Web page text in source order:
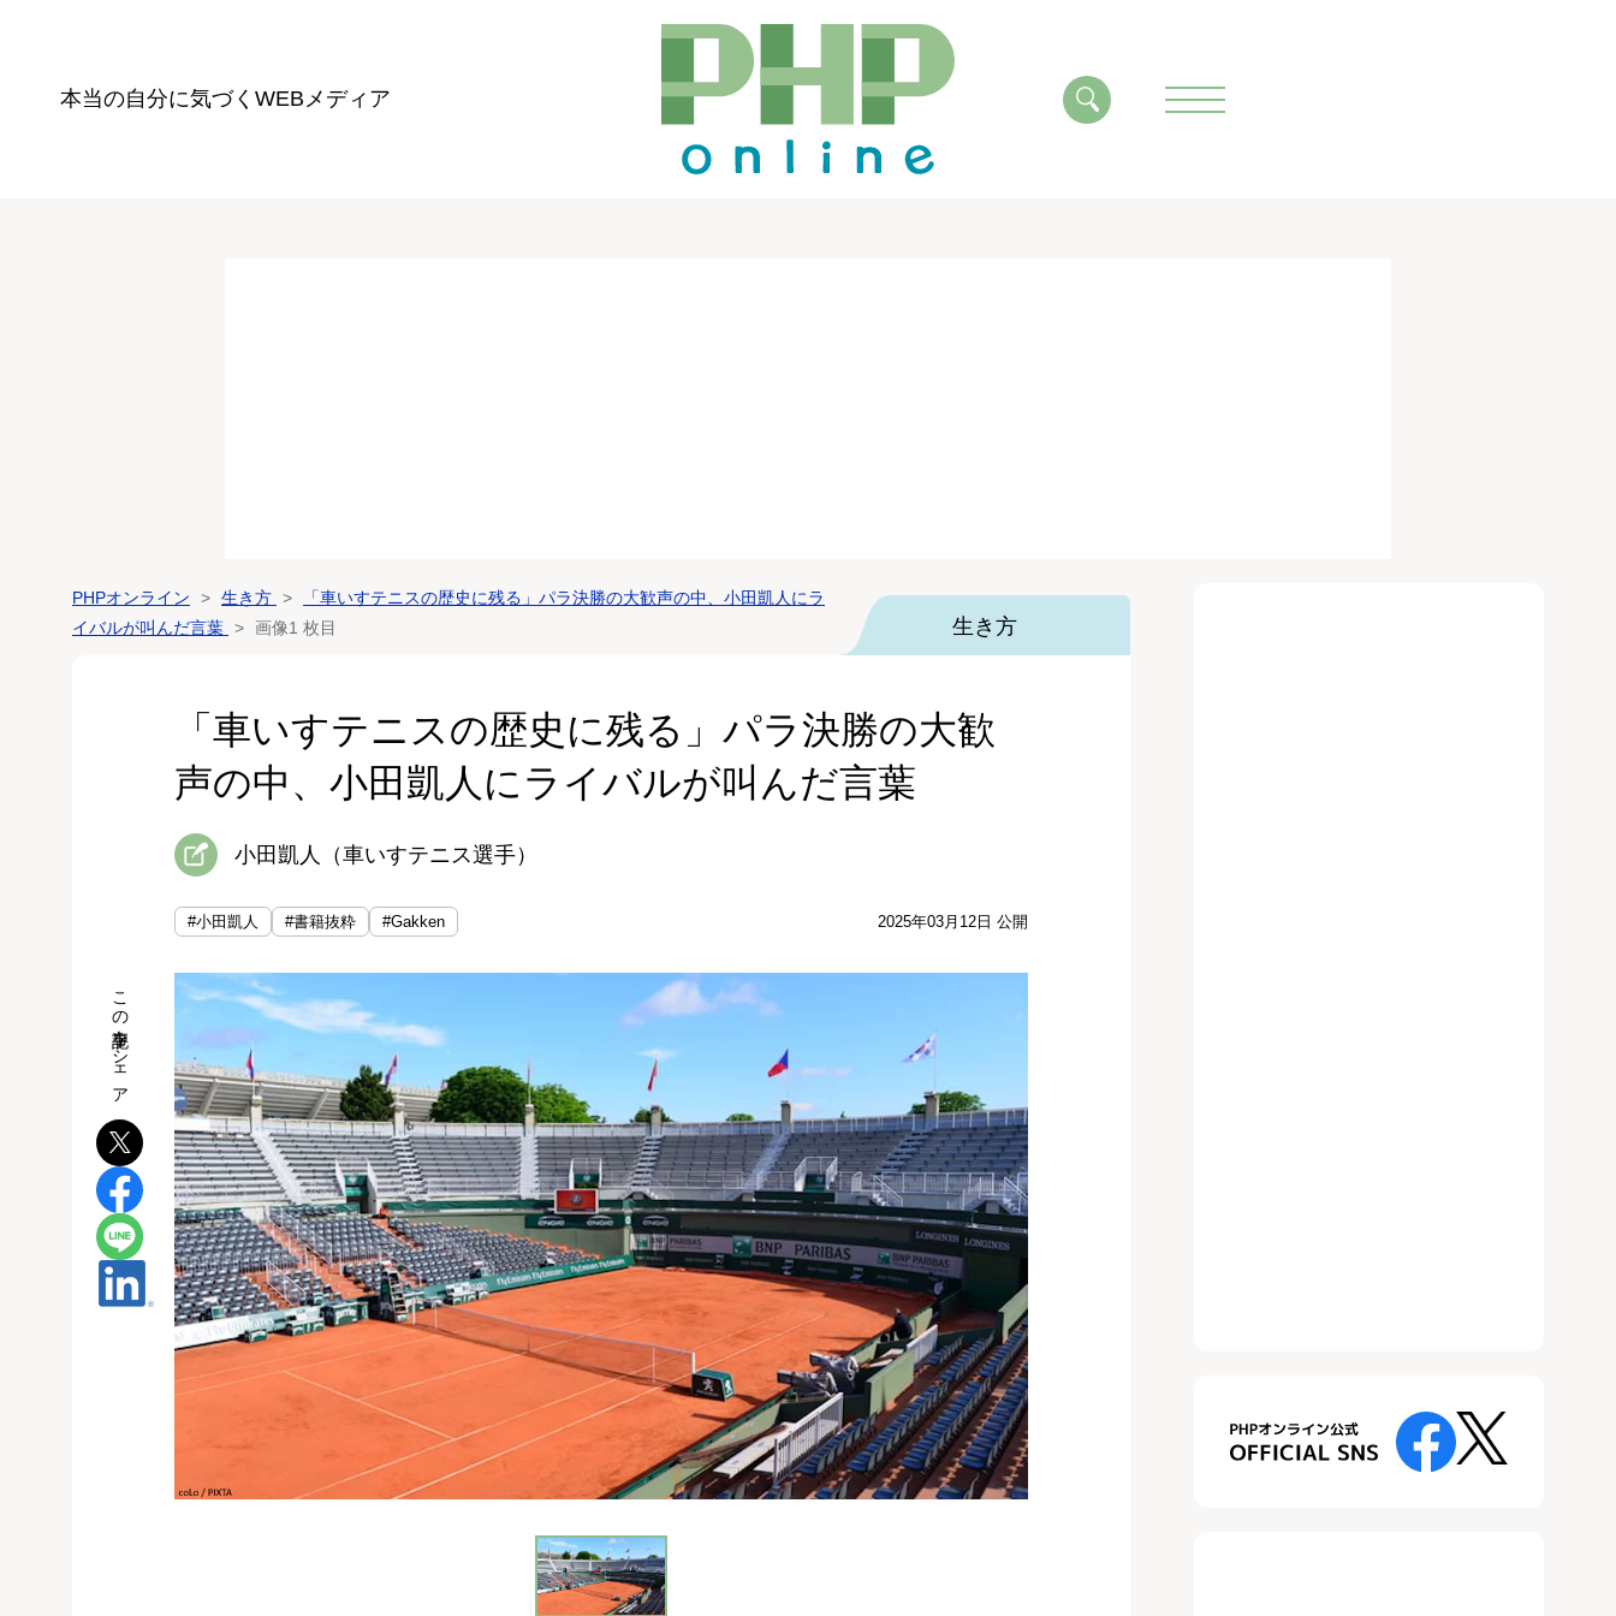
本当の自分に気づく WEBメディア
PHPオンライン 生き方
「車いすテニスの歴史に残る」パラ決勝の大歓声の中、小田凱人にラ
イバルが叫んだ言葉
画像1 枚目 生き方
「車いすテニスの歴史に残る」パラ決勝の大歓
声の中、小田凱人にライバルが叫んだ言葉
小田凱人（車いすテニス選手）
#小田凱人 #書籍抜粋 #Gakken 2025年03月12日 公開
この記事をシェア